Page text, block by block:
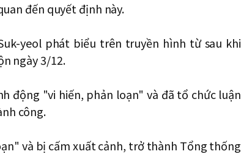
đến quyết định này.
yeol phát biểu trên truyền hình từ sau khi
ngày 3/12.
động "vi hiến, phản loạn" và đã tổ chức luận
công.
và bị cấm xuất cảnh, trở thành Tổng thống